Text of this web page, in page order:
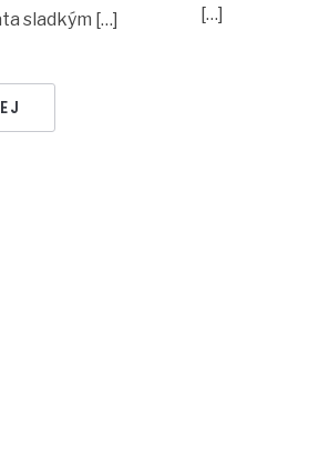
sladkým […]
[…]